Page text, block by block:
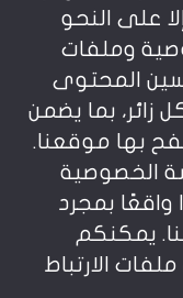
المنشورة على
استخدام أو إعادة
انتهاكاُ لشروط
على النحو
وملفات
المحتوى
زائر، بما يضمن
بها موقعنا.
الخصوصية
واقعًا بمجرد
يمكنكم
الارتباط